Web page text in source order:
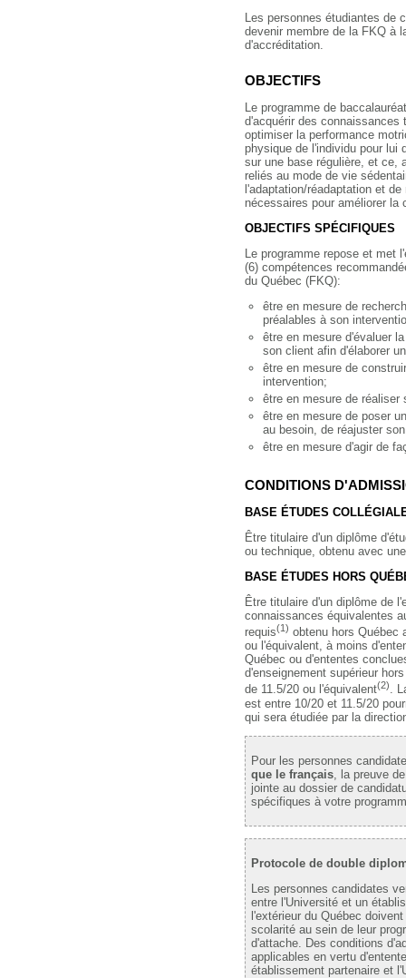
Les personnes étudiantes de
devenir membre de la FKQ à
d'accréditation.
OBJECTIFS
Le programme de
d'acquérir des
optimiser la performance
physique de l'individu pour lui
sur une base régulière, et ce,
reliés au mode de vie
l'adaptation/réadaptation et
nécessaires pour améliorer la
OBJECTIFS SPÉCIFIQUES
Le programme repose et
(6) compétences
du Québec (FKQ):
être en mesure de
préalables à son
être en mesure d'évaluer
son client afin d'élaborer
être en mesure de
intervention;
être en mesure de
être en mesure de poser
au besoin, de réajuster
être en mesure d'agir de
CONDITIONS
BASE ÉTUDES
Être titulaire d'un diplôme
ou technique, obtenu avec
BASE ÉTUDES HORS
Être titulaire d'un diplôme de
connaissances équivalentes
requis(1) obtenu hors Québec
ou l'équivalent, à moins
Québec ou d'ententes
d'enseignement supérieur
de 11.5/20 ou l'équivalent(2).
est entre 10/20 et 11.5/20
qui sera étudiée par la
Pour les personnes
que le français , la preuve
jointe au dossier de
spécifiques à votre
Protocole de double
Les personnes candidates
entre l'Université et un
l'extérieur du Québec
scolarité au sein de leur
d'attache. Des conditions
applicables en vertu
établissement partenaire et